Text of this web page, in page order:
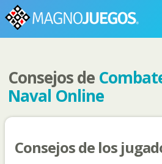
RANKINGS
TORNEOS
AYUDA
Consejos de
Naval Online
Consejos de los